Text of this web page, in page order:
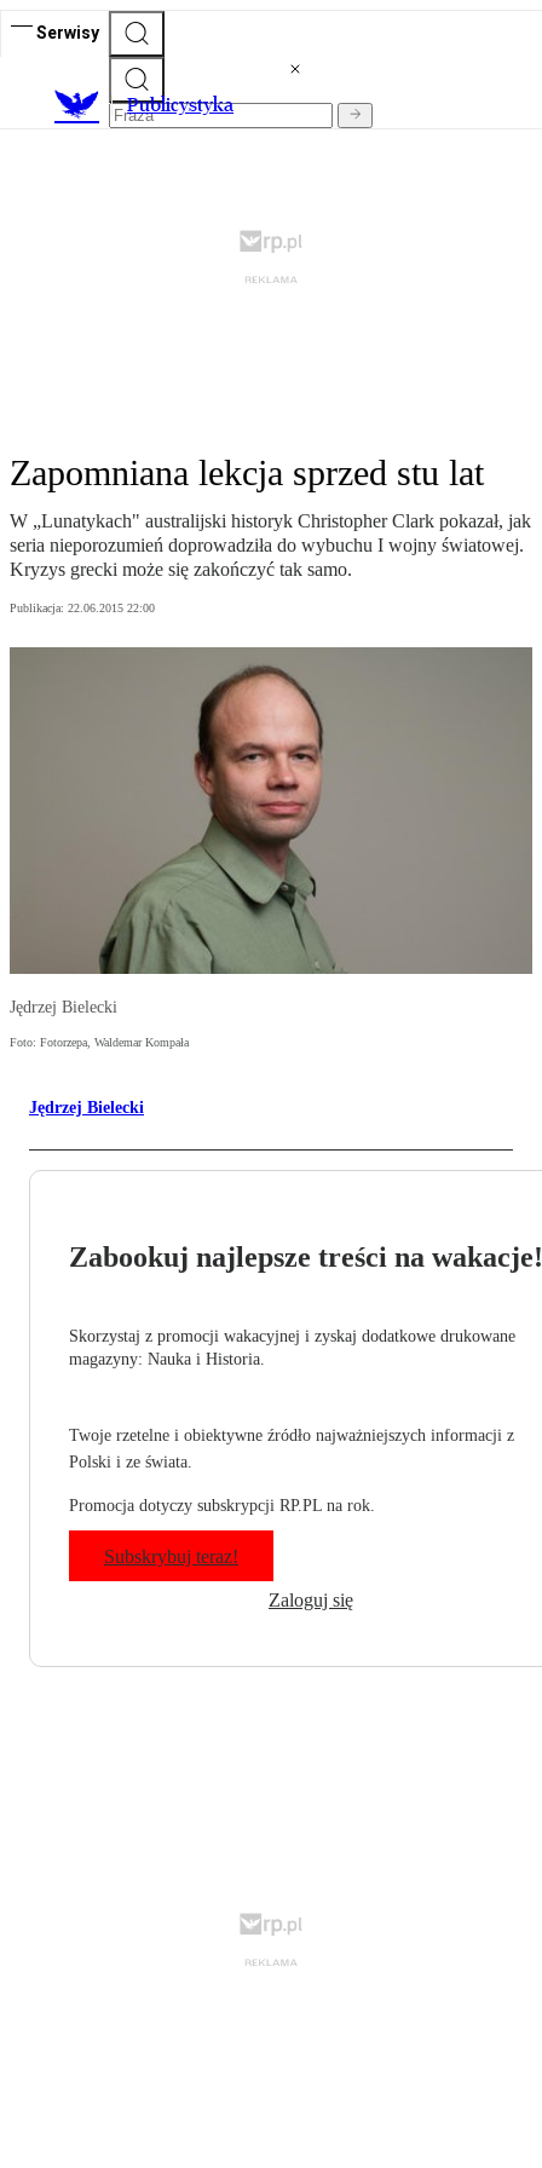
Serwisy
Publicystyka
Zapomniana lekcja sprzed stu lat
W „Lunatykach" australijski historyk Christopher Clark pokazał, jak
seria nieporozumień doprowadziła do wybuchu I wojny światowej.
Kryzys grecki może się zakończyć tak samo.
Publikacja: 22.06.2015 22:00
Jędrzej Bielecki
Foto: Fotorzepa, Waldemar Kompała
Jędrzej Bielecki
Zabookuj najlepsze treści na wakacje!
Skorzystaj z promocji wakacyjnej i zyskaj dodatkowe drukowane
magazyny: Nauka i Historia.
Twoje rzetelne i obiektywne źródło najważniejszych informacji z
Polski i ze świata.
Promocja dotyczy subskrypcji RP.PL na rok.
Subskrybuj teraz!
Zaloguj się